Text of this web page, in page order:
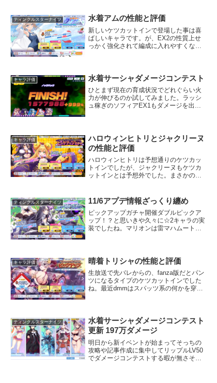
ティンクルスターナイツ 水着アムの性能と評価
新しいケツカットインで登場した事は喜
ばしいキャラです。が、EX2の性質上せ
っかく強化されて編成に入れやすくなっ
けなのでDEFにも...
キャラ評価 水着サーシャダメージコンテスト
ひとまず現在の育成状況でどれぐらい火
力が伸びるのか試してみました。ラッシ
ュ稼ぎのソフィアEX1もダメージを出す
キャラ評価
ハロウィンヒトリとジャクリーヌ
の性能と評価
ハロウィンヒトリは予想通りのケツカッ
トインでしたが、ジャクリーヌもケツカ
ットインとは予想外でした。まさかのダ
ちゅして欲しいですね。そしてまさかの
ステルスシナジーという新...
ティンクルスターナイツ 11/6アプデ情報ざっくり纏め
ピックアップガチャ開催ダブルピックア
ップ！？と思いきや久々に☆2キャラの実
装でしたね。マリオンは雷マハムートな
取りの達人でしたね。E...
キャラ評価 晴着トリシャの性能と評価
生放送で先バレからの、fanza版だとパン
ツになるタイプのケツカットインでした
ね。最近dmmはスパッツ系の何かを穿か
に全員ケツ...
ティンクルスターナイツ
水着サーシャダメージコンテスト
更新 197万ダメージ
明日から新イベントが始まってそっちの
攻略や記事作成に集中してリップルLV50
でダメージコンテストする暇が無さそう